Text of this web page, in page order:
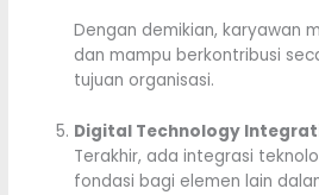
Dengan demikian, karyawan
dan mampu berkontribusi
tujuan organisasi.
Digital Technology
Terakhir, ada integrasi
fondasi bagi elemen lain